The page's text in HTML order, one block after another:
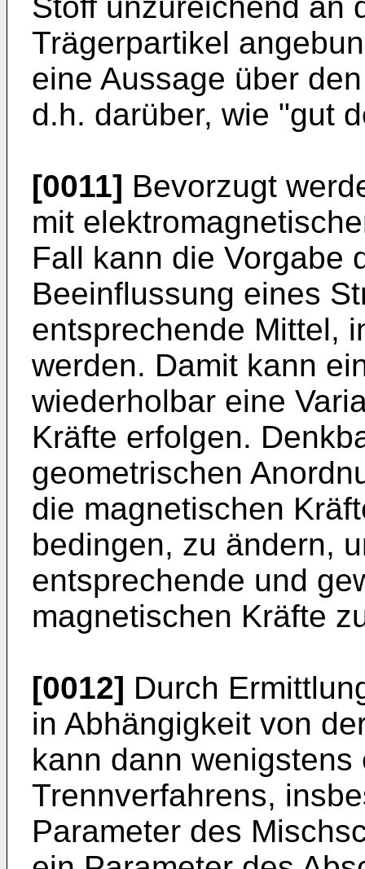
Trägerpartikel
eine Aussage über
d.h. darüber, wie "gut
[0011] Bevorzugt
mit
Fall kann die Vorgabe
Beeinflussung eines
entsprechende Mittel,
werden. Damit kann
wiederholbar eine
Kräfte erfolgen.
geometrischen
die magnetischen
bedingen, zu ändern,
entsprechende und
magnetischen Kräfte
[0012] Durch
in Abhängigkeit von
kann dann
Trennverfahrens,
Parameter des